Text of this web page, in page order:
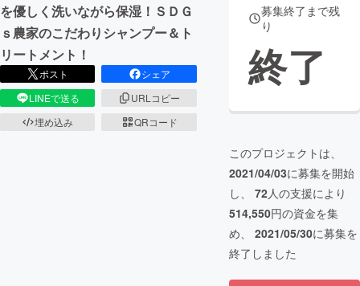
を優しく洗いながら保湿！ＳＤＧ
ｓ農家のこだわりシャンプー＆ト
リートメント！
ポスト
シェア
LINEで送る
URLコピー
埋め込み
QRコード
募集終了まで残
り
終了
このプロジェクトは、
2021/04/03に募集を開始
し、 72人の支援により
514,550円の資金を集
め、 2021/05/30に募集を
終了しました